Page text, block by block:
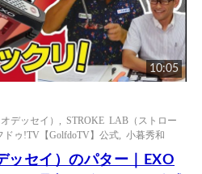
10:05
デッセイ）
STROKE LAB（ストロー
ドゥ!TV【GolfdoTV】公式 小暮秀和
ッセイ）のパター｜EXO